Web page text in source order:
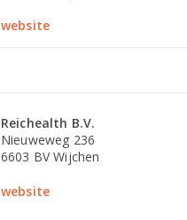
website
Reichealth B.V.
Nieuweweg 236
6603 BV Wijchen
website